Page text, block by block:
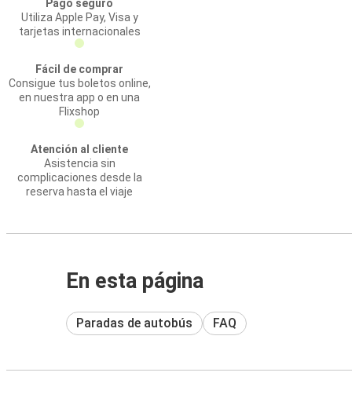
Pago seguro
Utiliza Apple Pay, Visa y
tarjetas internacionales
Fácil de comprar
Consigue tus boletos online,
en nuestra app o en una
Flixshop
Atención al cliente
Asistencia sin
complicaciones desde la
reserva hasta el viaje
En esta página
Paradas de autobús FAQ